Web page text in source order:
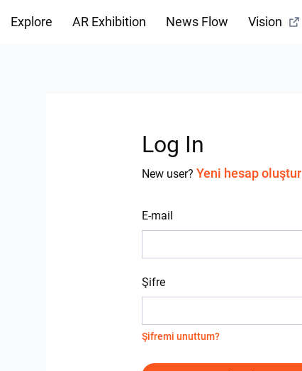
Explore AR Exhibition News Flow Vision
Log In
New user? Yeni hesap oluştur
E-mail
Şifre
Şifremi unuttum?